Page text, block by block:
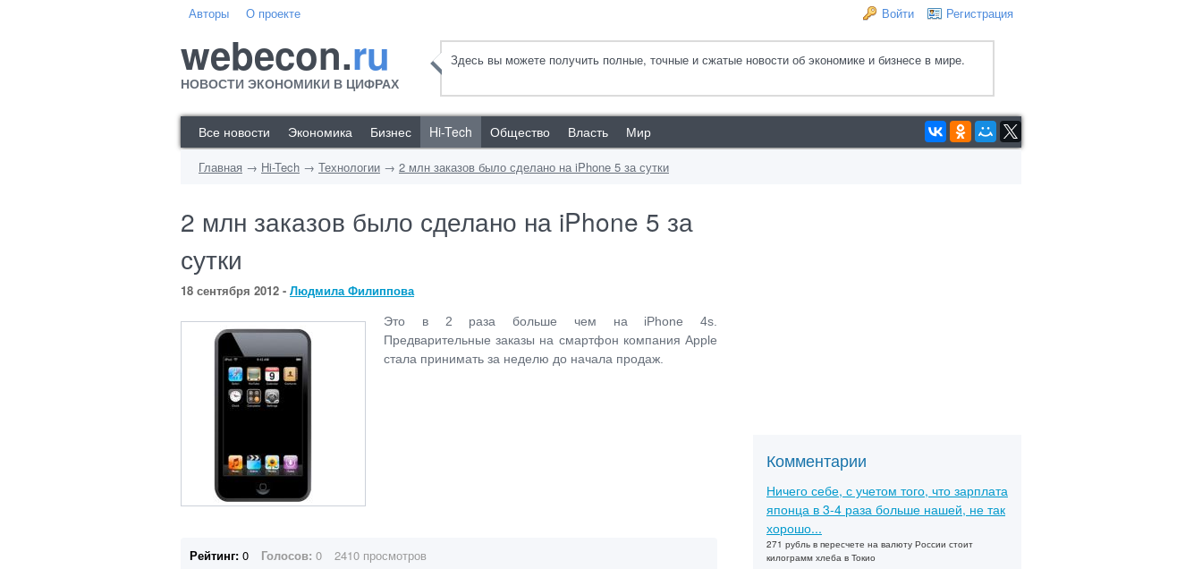
Авторы О проекте Войти Регистрация
webecon.ru
НОВОСТИ ЭКОНОМИКИ В ЦИФРАХ
Здесь вы можете получить полные, точные и сжатые новости об экономике и бизнесе в мире.
Все новости Экономика Бизнес Hi-Tech Общество Власть Мир
Главная → Hi-Tech → Технологии → 2 млн заказов было сделано на iPhone 5 за сутки
2 млн заказов было сделано на iPhone 5 за
сутки
18 сентября 2012 - Людмила Филиппова
Это в 2 раза больше чем на iPhone 4s.
Предварительные заказы на смартфон компания Apple
стала принимать за неделю до начала продаж.
Рейтинг: 0 Голосов: 0 2410 просмотров
Комментарии
Ничего себе, с учетом того, что зарплата
японца в 3-4 раза больше нашей, не так
хорошо...
271 рубль в пересчете на валюту России стоит
килограмм хлеба в Токио